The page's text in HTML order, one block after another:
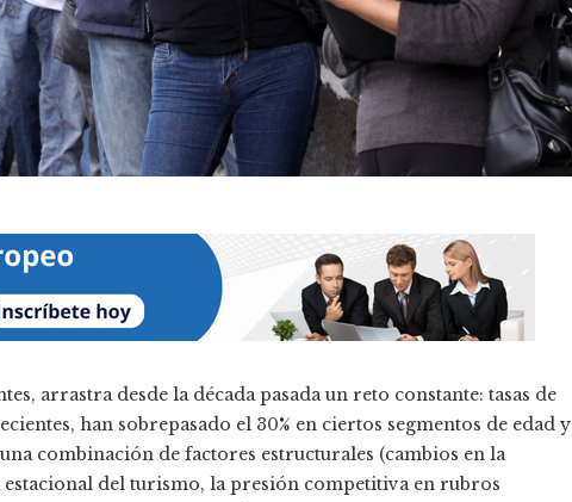
arrastra desde la década pasada un reto constante: tasas de
han sobrepasado el 30% en ciertos segmentos de edad y
combinación de factores estructurales (cambios en la
del turismo, la presión competitiva en rubros